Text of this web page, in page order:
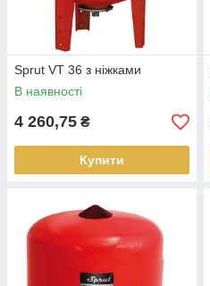
Sprut VT 36 з ніжками
В наявності
4 260,75 ₴
Купити